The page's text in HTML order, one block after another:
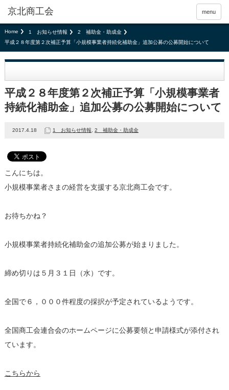
京北商工会 menu
Home 1 お知らせ情報
2 補助金・助成金
平成２８年度第２次補正予算「小規模事業者持続化補助金」追加公募の公募開始について
平成２８年度第２次補正予算「小規模事業者
持続化補助金」追加公募の公募開始について
2017.4.18 1 お知らせ情報 2 補助金・助成金
こんにちは。
小規模事業者さまの経営を支援する京北商工会です。
お待ちかね？
小規模事業者持続化補助金の追加公募が始まりました。
締め切りは５月３１日（水）です。
全国で６，０００件程度の採択が予定されているようです。
全国商工会連合会のホームページに公募要領と申請様式が添付され
ています。
こちらから